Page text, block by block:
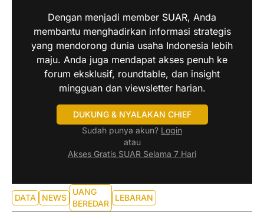
Dengan menjadi member SUAR, Anda
membantu menghadirkan informasi strategis
yang mendorong dunia usaha Indonesia lebih
maju. Anda juga mendapat akses penuh ke
forum eksklusif, roundtable, dan insight
mingguan dan viewsletter harian.
DUKUNG & NYALAKAN CHIEF
Sudah punya akun? Login
atau
Akses Gratis SUAR Selama 7 Hari
DATA NEWS
UANG
BEREDAR
LEBARAN